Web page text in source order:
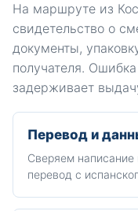
На маршруте из
свидетельство о
документы,
получателя.
задерживает
Перевод и
Сверяем
перевод с